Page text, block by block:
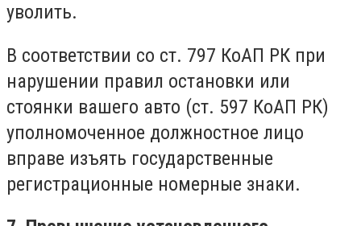
уволить.
В соответствии со ст. 797 КоАП РК при
нарушении правил остановки или
стоянки вашего авто (ст. 597 КоАП РК)
уполномоченное должностное лицо
вправе изъять государственные
регистрационные номерные знаки.